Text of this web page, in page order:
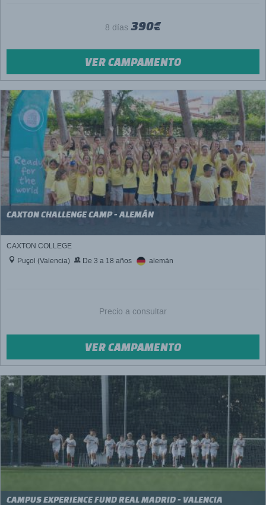
8 días 390€
VER CAMPAMENTO
CAXTON CHALLENGE CAMP - ALEMÁN
CAXTON COLLEGE
Puçol (Valencia)
De 3 a 18 años alemán
Precio a consultar
VER CAMPAMENTO
CAMPUS EXPERIENCE FUND REAL MADRID - VALENCIA